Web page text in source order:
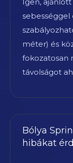
sebességgel
méter) és
fokozatosan
távolságot
Bólya
hibákat